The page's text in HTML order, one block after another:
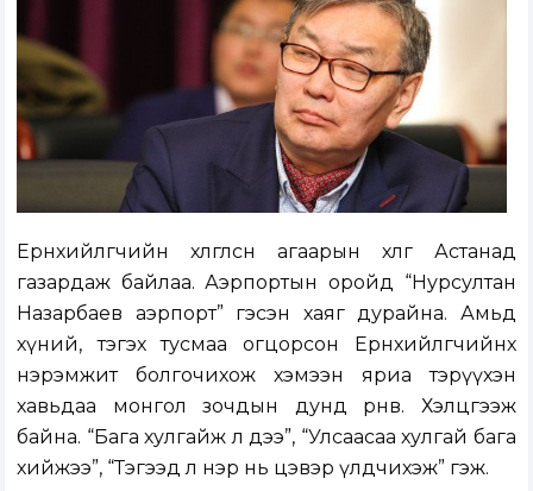
Ерөнхийлөгчийн хөлөглөсөн агаарын хөлөг Астанад
газардаж байлаа. Аэрпортын оройд “Нурсултан
Назарбаев аэрпорт” гэсэн хаяг дурайна. Амьд
хүний, тэгэх тусмаа огцорсон Ерөнхийлөгчийнхөө
нэрэмжит болгочихож хэмээн яриа тэрүүхэн
хавьдаа монгол зочдын дунд өрнөв. Хэлцгээж
байна. “Бага хулгайж л дээ”, “Улсаасаа хулгай бага
хийжээ”, “Тэгээд л нэр нь цэвэр үлдчихэж” гэж.